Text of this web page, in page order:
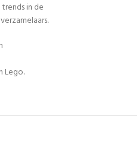
in de
Lego.